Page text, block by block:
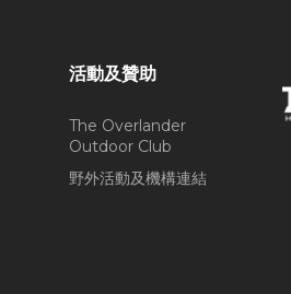
活動及贊助
The Overlander
Outdoor Club
野外活動及機構連結